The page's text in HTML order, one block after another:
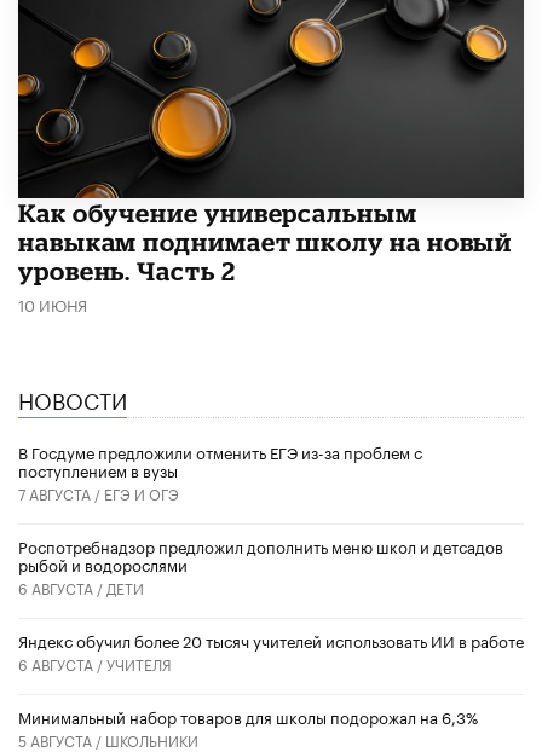
​Как обучение универсальным
навыкам поднимает школу на новый
уровень. Часть 2
10 ИЮНЯ
НОВОСТИ
В Госдуме предложили отменить ЕГЭ из-за проблем с
поступлением в вузы
7 АВГУСТА / ЕГЭ И ОГЭ
Роспотребнадзор предложил дополнить меню школ и детсадов
рыбой и водорослями
6 АВГУСТА / ДЕТИ
​Яндекс обучил более 20 тысяч учителей использовать ИИ в работе
6 АВГУСТА /УЧИТЕЛЯ
Минимальный набор товаров для школы подорожал на 6,3%
5 АВГУСТА / ШКОЛЬНИКИ